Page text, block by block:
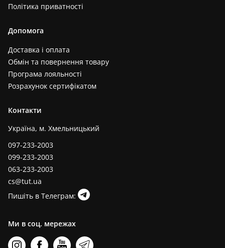
Політика приватності
Допомога
Доставка і оплата
Обмін та повернення товару
Програма лояльності
Розрахунок сертифікатом
Контакти
Україна, м. Хмельницький
097-233-2003
099-233-2003
063-233-2003
cs@tut.ua
Пишіть в Телеграм:
Ми в соц. мережах